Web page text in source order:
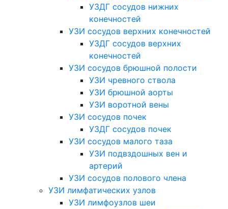
УЗДГ сосудов нижних
конечностей
УЗИ сосудов верхних конечностей
УЗДГ сосудов верхних
конечностей
УЗИ сосудов брюшной полости
УЗИ чревного ствола
УЗИ брюшной аорты
УЗИ воротной вены
УЗИ сосудов почек
УЗДГ сосудов почек
УЗИ сосудов малого таза
УЗИ подвздошных вен и
артерий
УЗИ сосудов полового члена
УЗИ лимфатических узлов
УЗИ лимфоузлов шеи